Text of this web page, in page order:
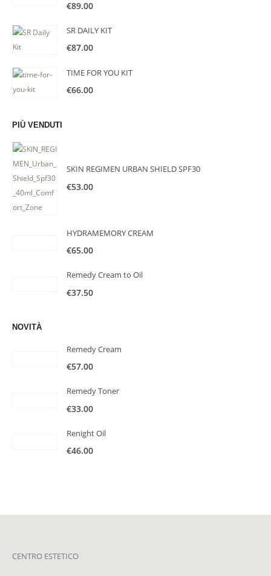
€89.00
SR DAILY KIT
€87.00
TIME FOR YOU KIT
€66.00
PIÙ VENDUTI
SKIN REGIMEN URBAN SHIELD SPF30
€53.00
HYDRAMEMORY CREAM
€65.00
Remedy Cream to Oil
€37.50
NOVITÀ
Remedy Cream
€57.00
Remedy Toner
€33.00
Renight Oil
€46.00
CENTRO ESTETICO